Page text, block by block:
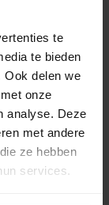
te
te bieden
Ook delen we
onze
analyse. Deze
met andere
ze hebben
services.